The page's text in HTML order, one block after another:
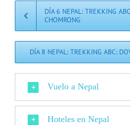
DÍA 6 NEPAL: TREKKING
CHOMRONG
DÍA 8 NEPAL: TREKKING ABC:
Vuelo a Nepal
Hoteles en Nepal